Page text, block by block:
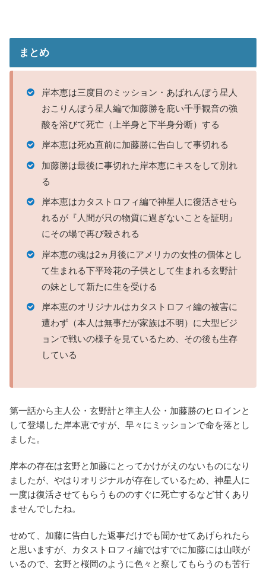
まとめ
岸本恵は三度目のミッション・あばれんぼう星人
おこりんぼう星人編で加藤勝を庇い千手観音の強
酸を浴びて死亡（上半身と下半身分断）する
岸本恵は死ぬ直前に加藤勝に告白して事切れる
加藤勝は最後に事切れた岸本恵にキスをして別れ
る
岸本恵はカタストロフィ編で神星人に復活させら
れるが『人間が只の物質に過ぎないことを証明』
にその場で再び殺される
岸本恵の魂は2ヵ月後にアメリカの女性の個体とし
て生まれる下平玲花の子供として生まれる玄野計
の妹として新たに生を受ける
岸本恵のオリジナルはカタストロフィ編の被害に
遭わず（本人は無事だが家族は不明）に大型ビジ
ョンで戦いの様子を見ているため、その後も生存
している
第一話から主人公・玄野計と準主人公・加藤勝のヒロインと
して登場した岸本恵ですが、早々にミッションで命を落とし
ました。
岸本の存在は玄野と加藤にとってかけがえのないものになり
ましたが、やはりオリジナルが存在しているため、神星人に
一度は復活させてもらうもののすぐに死亡するなど甘くあり
ませんでしたね。
せめて、加藤に告白した返事だけでも聞かせてあげられたら
と思いますが、カタストロフィ編ではすでに加藤には山咲が
いるので、玄野と桜岡のように色々と察してもらうのも苦行